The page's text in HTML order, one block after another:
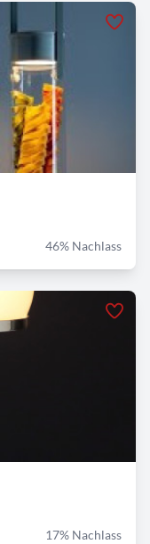
46% Nachlass
17% Nachlass